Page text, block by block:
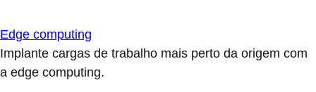
Edge computing
Implante cargas de trabalho mais perto da origem com
a edge computing.